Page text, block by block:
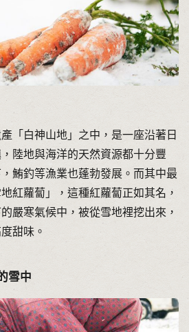
「白神山地」之中，是一座沿著日
陸地與海洋的天然資源都十分豐
鮪釣等漁業也蓬勃發展。而其中最
紅蘿蔔」，這種紅蘿蔔正如其名，
嚴寒氣候中，被從雪地裡挖出來，
甜味。
雪中